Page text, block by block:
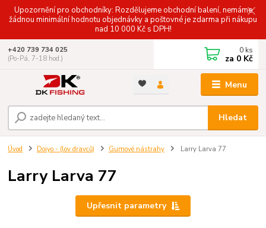
Upozornění pro obchodníky: Rozdělujeme obchodní balení, nemáme
žádnou minimální hodnotu objednávky a poštovné je zdarma při nákupu
nad 10 000 Kč s DPH!
Menu
Hledat
+420 739 734 025
(Po-Pá, 7-18 hod.)
0 ks
za 0 Kč
Úvod Doiyo - (lov dravců) Gumové nástrahy Larry Larva 77
Larry Larva 77
Upřesnit parametry